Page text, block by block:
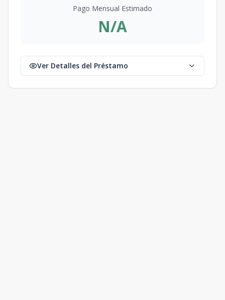
Pago Mensual Estimado
N/A
Ver Detalles del Préstamo